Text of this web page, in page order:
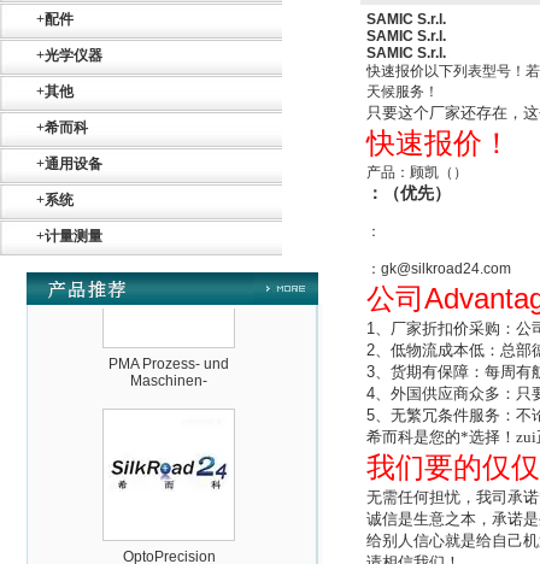
+配件
+光学仪器
+其他
+希而科
+通用设备
+系统
+计量测量
5BA00-0AA0
Automation GmbH
HTO 38 内窥镜
SAMIC S.r.l.
SAMIC S.r.l.
SAMIC S.r.l.
快速报价以下列表型号！
天候服务！
只要这个厂家还存在，
快速报价！
产品：顾凯（）
：（优先）
：
：gk@silkroad24.com
公司
1、厂家折扣价采购：公
2、低物流成本低：总部
3、货期有保障：每周有
4、外国供应商众多：只
5、无繁冗条件服务：不
希而科是您的*选择！
我们要的仅
无需任何担忧，我司承诺
诚信是生意之本，承诺
给别人信心就是给自己